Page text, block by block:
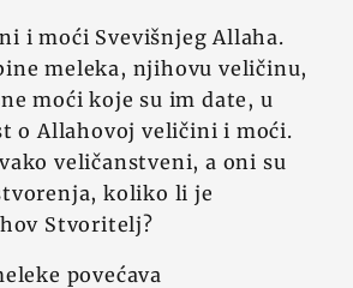
i moći Svevišnjeg Allaha.
meleka, njihovu veličinu,
moći koje su im date, u
o Allahovoj veličini i moći.
veličanstveni, a oni su
koliko li je
Stvoritelj?
povećava